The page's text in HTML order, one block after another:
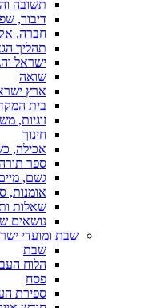
תשובה
דיבור,
חברה,
תהליך
ישראל
שואה
ארץ
בית
זוגיות,
חינוך
אכילה,
ספר
גשם,
אומנות,
שאלות
נושאים
שבת ומועדי
שבת
הלוח
פסח
ספירת